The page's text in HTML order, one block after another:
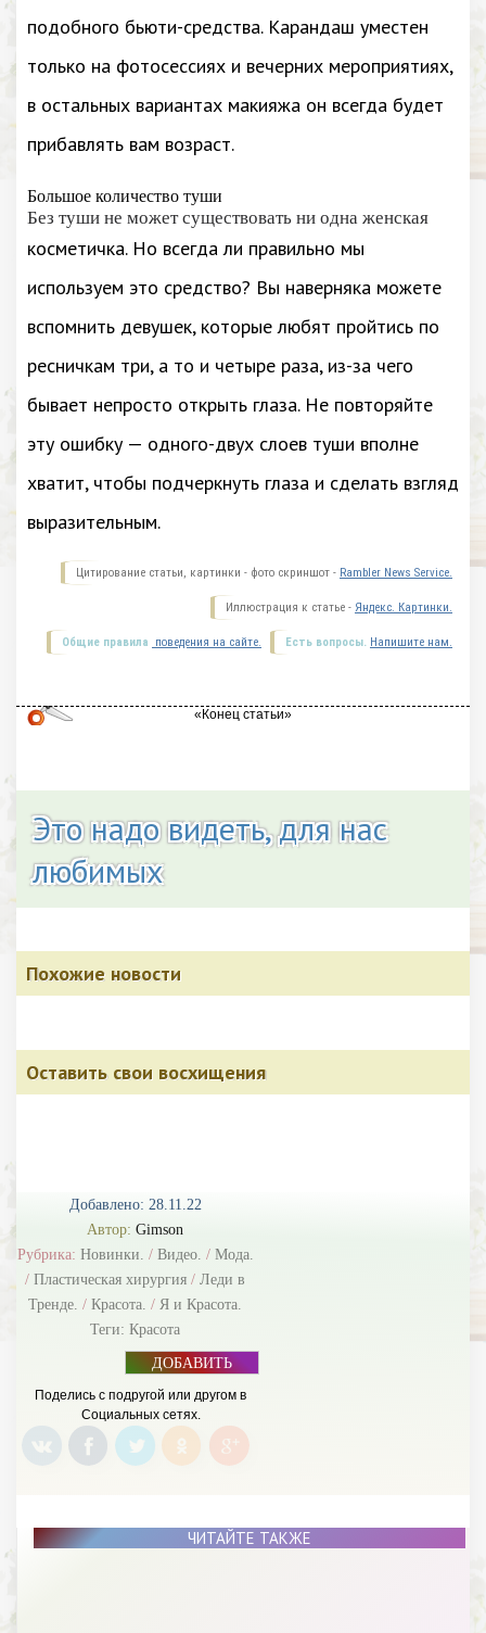
Добавлено: 28.11.22
Автор: Gimson
Рубрика: Новинки. / Видео. / Мода.
/ Пластическая хирургия / Леди в
Тренде. / Красота. / Я и Красота.
Теги: Красота
ДОБАВИТЬ
Поделись с подругой или другом в
Социальных сетях.
подобного бьюти-средства. Карандаш уместен
только на фотосессиях и вечерних мероприятиях,
в остальных вариантах макияжа он всегда будет
прибавлять вам возраст.
Большое количество туши
Без туши не может существовать ни одна женская
косметичка. Но всегда ли правильно мы
используем это средство? Вы наверняка можете
вспомнить девушек, которые любят пройтись по
ресничкам три, а то и четыре раза, из-за чего
бывает непросто открыть глаза. Не повторяйте
эту ошибку — одного-двух слоев туши вполне
хватит, чтобы подчеркнуть глаза и сделать взгляд
выразительным.
Цитирование статьи, картинки - фото скриншот - Rambler News Service.
Иллюстрация к статье - Яндекс. Картинки.
Есть вопросы. Напишите нам.
Общие правила поведения на сайте.
Это надо видеть, для нас
любимых
Похожие новости
Оставить свои восхищения
ЧИТАЙТЕ ТАКЖЕ